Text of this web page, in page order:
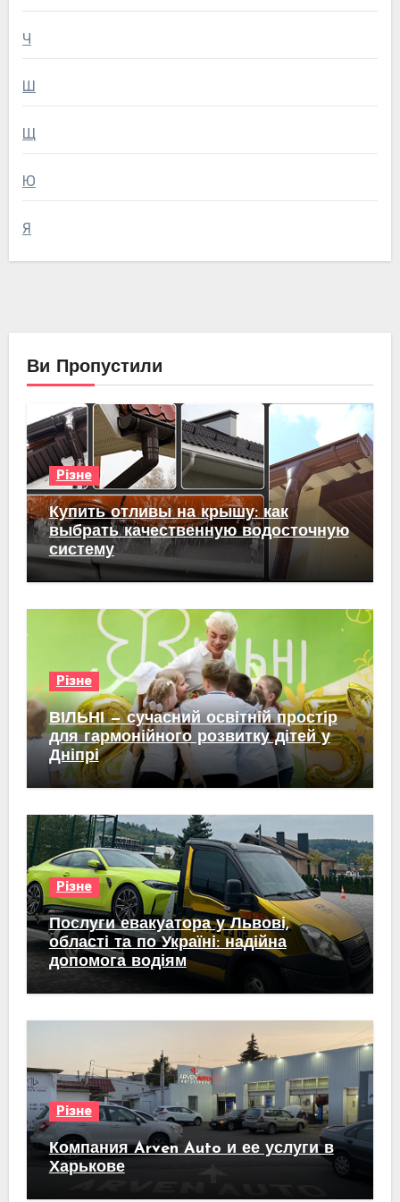
Ч
Ш
Щ
Ю
Я
Ви Пропустили
Різне
Купить отливы на крышу: как
выбрать качественную водосточную
систему
Різне
ВІЛЬНІ — сучасний освітній простір
для гармонійного розвитку дітей у
Дніпрі
Різне
Послуги евакуатора у Львові,
області та по Україні: надійна
допомога водіям
Різне
Компания Arven Auto и ее услуги в
Харькове